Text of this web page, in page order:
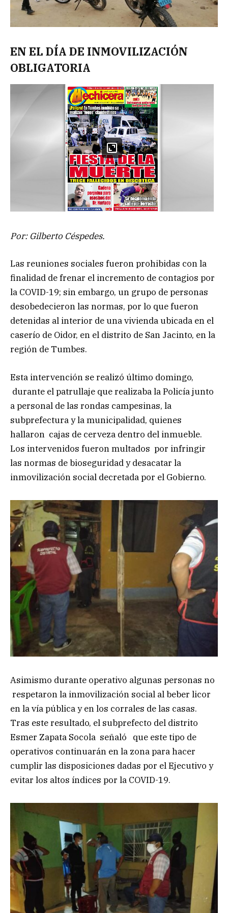
EN EL DÍA DE INMOVILIZACIÓN
OBLIGATORIA
Por: Gilberto Céspedes.
Las reuniones sociales fueron prohibidas con la
finalidad de frenar el incremento de contagios por
la COVID-19; sin embargo, un grupo de personas
desobedecieron las normas, por lo que fueron
detenidas al interior de una vivienda ubicada en el
caserío de Oidor, en el distrito de San Jacinto, en la
región de Tumbes.
Esta intervención se realizó último domingo,
durante el patrullaje que realizaba la Policía junto
a personal de las rondas campesinas, la
subprefectura y la municipalidad, quienes
hallaron cajas de cerveza dentro del inmueble.
Los intervenidos fueron multados por infringir
las normas de bioseguridad y desacatar la
inmovilización social decretada por el Gobierno.
Asimismo durante operativo algunas personas no
respetaron la inmovilización social al beber licor
en la vía pública y en los corrales de las casas.
Tras este resultado, el subprefecto del distrito
Esmer Zapata Socola señaló que este tipo de
operativos continuarán en la zona para hacer
cumplir las disposiciones dadas por el Ejecutivo y
evitar los altos índices por la COVID-19.